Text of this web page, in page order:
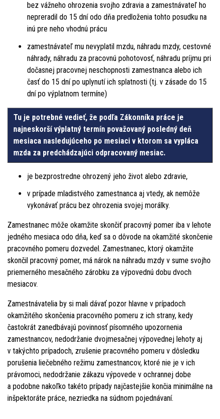
bez vážneho ohrozenia svojho zdravia a zamestnávateľ ho
nepreradil do 15 dní odo dňa predloženia tohto posudku na
inú pre neho vhodnú prácu
zamestnávateľ mu nevyplatil mzdu, náhradu mzdy, cestovné
náhrady, náhradu za pracovnú pohotovosť, náhradu príjmu pri
dočasnej pracovnej neschopnosti zamestnanca alebo ich
časť do 15 dní po uplynutí ich splatnosti (tj. v zásade do 15
dní po výplatnom termíne)
Tu je potrebné vedieť, že podľa Zákonníka práce je
najneskorší výplatný termín považovaný posledný deň
mesiaca nasledujúceho po mesiaci v ktorom sa vypláca
mzda za predchádzajúci odpracovaný mesiac.
je bezprostredne ohrozený jeho život alebo zdravie,
v prípade mladistvého zamestnanca aj vtedy, ak nemôže
vykonávať prácu bez ohrozenia svojej morálky.
Zamestnanec môže okamžite skončiť pracovný pomer iba v lehote
jedného mesiaca odo dňa, keď sa o dôvode na okamžité skončenie
pracovného pomeru dozvedel. Zamestnanec, ktorý okamžite
skončil pracovný pomer, má nárok na náhradu mzdy v sume svojho
priemerného mesačného zárobku za výpovednú dobu dvoch
mesiacov.
Zamestnávatelia by si mali dávať pozor hlavne v prípadoch
okamžitého skončenia pracovného pomeru z ich strany, kedy
častokrát zanedbávajú povinnosť písomného upozornenia
zamestnancov, nedodržanie dvojmesačnej výpovednej lehoty aj
v takýchto prípadoch, zrušenie pracovného pomeru v dôsledku
porušenia liečebného režimu zamestnancov, ktoré nie je v ich
právomoci, nedodržanie zákazu výpovede v ochrannej dobe
a podobne nakoľko takéto prípady najčastejšie končia minimálne na
inšpektoráte práce, nezriedka na súdnom pojednávaní.